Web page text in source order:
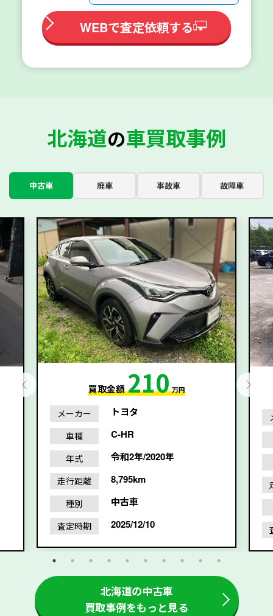
WEBで査定依頼する
北海道の車買取事例
中古車 廃車 事故車 故障車
買取金額210 万円
メーカー トヨタ
車種 C-HR
年式 令和2年/2020年
走行距離 8,795km
種別 中古車
査定時期 2025/12/10
北海道の中古車
買取事例をもっと見る